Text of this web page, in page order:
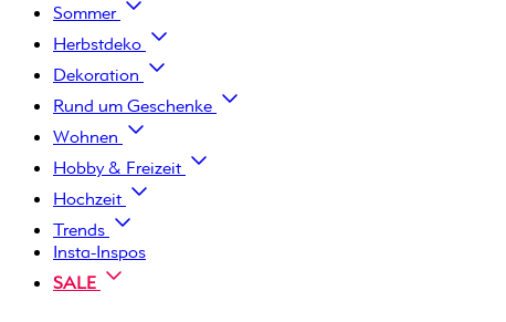
Sommer
Herbstdeko
Dekoration
Rund um Geschenke
Wohnen
Hobby & Freizeit
Hochzeit
Trends
Insta-Inspos
SALE